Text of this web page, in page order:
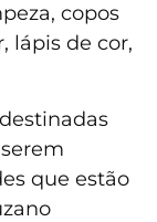
copos
lápis de cor,
que estão